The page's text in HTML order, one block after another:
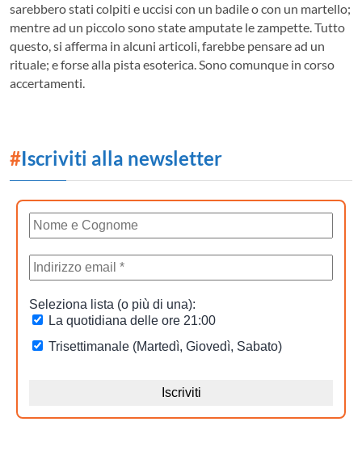
sarebbero stati colpiti e uccisi con un badile o con un martello;
mentre ad un piccolo sono state amputate le zampette. Tutto
questo, si afferma in alcuni articoli, farebbe pensare ad un
rituale; e forse alla pista esoterica. Sono comunque in corso
accertamenti.
#Iscriviti alla newsletter